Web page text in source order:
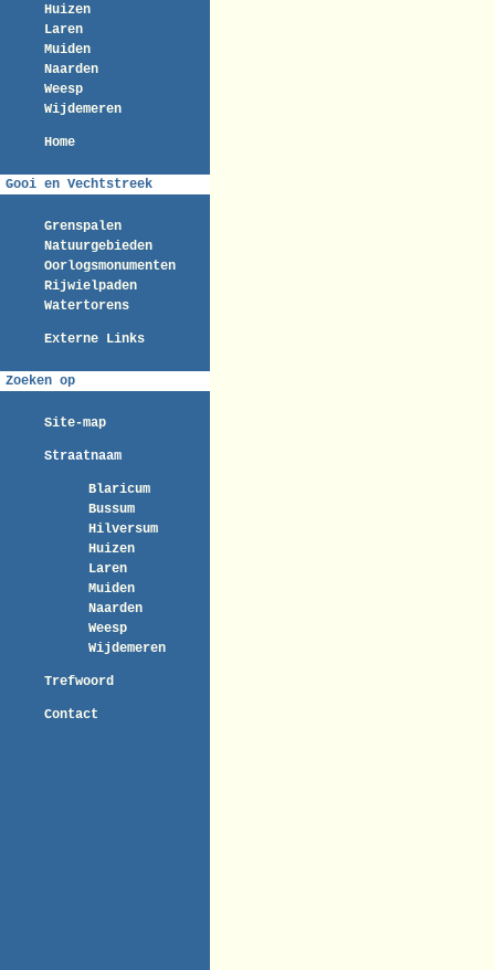
Huizen
Laren
Muiden
Naarden
Weesp
Wijdemeren
Home
Gooi en Vechtstreek
Grenspalen
Natuurgebieden
Oorlogsmonumenten
Rijwielpaden
Watertorens
Externe Links
Zoeken op
Site-map
Straatnaam
Blaricum
Bussum
Hilversum
Huizen
Laren
Muiden
Naarden
Weesp
Wijdemeren
Trefwoord
Contact